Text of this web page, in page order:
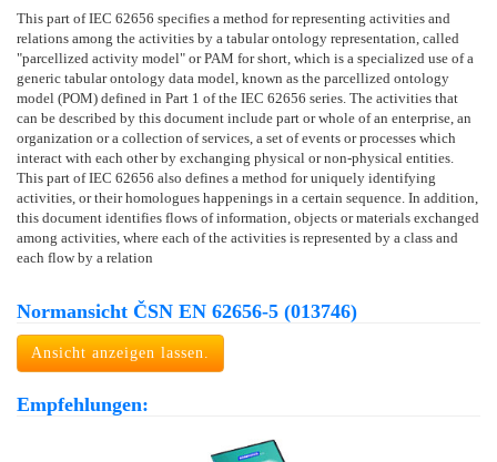
This part of IEC 62656 specifies a method for representing activities and
relations among the activities by a tabular ontology representation, called
"parcellized activity model" or PAM for short, which is a specialized use of a
generic tabular ontology data model, known as the parcellized ontology
model (POM) defined in Part 1 of the IEC 62656 series. The activities that
can be described by this document include part or whole of an enterprise, an
organization or a collection of services, a set of events or processes which
interact with each other by exchanging physical or non-physical entities.
This part of IEC 62656 also defines a method for uniquely identifying
activities, or their homologues happenings in a certain sequence. In addition,
this document identifies flows of information, objects or materials exchanged
among activities, where each of the activities is represented by a class and
each flow by a relation
Normansicht ČSN EN 62656-5 (013746)
Ansicht anzeigen lassen.
Empfehlungen: